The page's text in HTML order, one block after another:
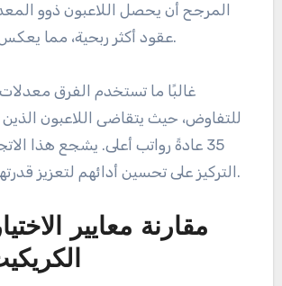
المرجح أن يحصل اللاعبون ذوو
عقود أكثر ربحية، مما يعكس قيمتهم للفرق.
غالبًا ما تستخدم الفرق
للتفاوض، حيث يتقاضى اللاعبون
35 عادةً رواتب أعلى. يشجع هذا
التركيز على تحسين أدائهم لتعزيز قدرتهم على التسويق.
مقارنة معايير